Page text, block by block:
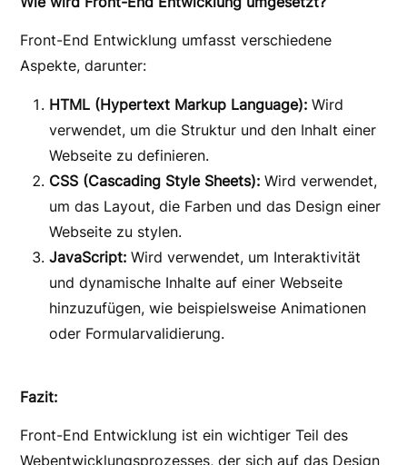
Front-End Entwicklung umfasst verschiedene
Aspekte, darunter:
HTML (Hypertext Markup Language): Wird
verwendet, um die Struktur und den Inhalt einer
Webseite zu definieren.
CSS (Cascading Style Sheets): Wird verwendet,
um das Layout, die Farben und das Design einer
Webseite zu stylen.
JavaScript: Wird verwendet, um Interaktivität
und dynamische Inhalte auf einer Webseite
hinzuzufügen, wie beispielsweise Animationen
oder Formularvalidierung.
Fazit:
Front-End Entwicklung ist ein wichtiger Teil des
Webentwicklungsprozesses, der sich auf das Design